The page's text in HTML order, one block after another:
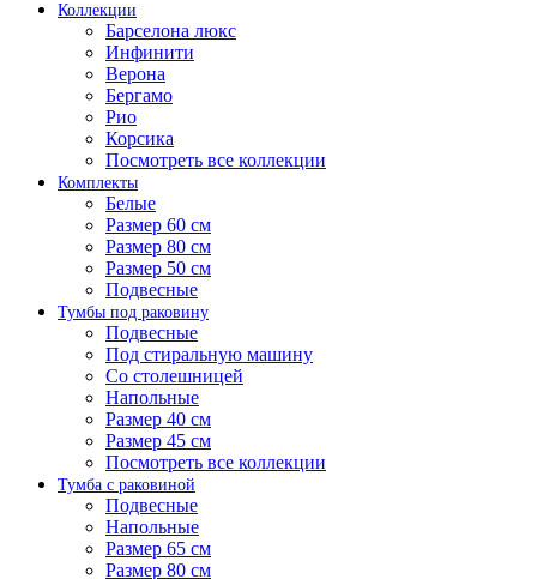
Коллекции
Барселона люкс
Инфинити
Верона
Бергамо
Рио
Корсика
Посмотреть все коллекции
Комплекты
Белые
Размер 60 см
Размер 80 см
Размер 50 см
Подвесные
Тумбы под раковину
Подвесные
Под стиральную машину
Со столешницей
Напольные
Размер 40 см
Размер 45 см
Посмотреть все коллекции
Тумба с раковиной
Подвесные
Напольные
Размер 65 см
Размер 80 см